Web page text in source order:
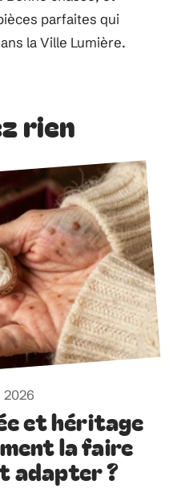
parfaites qui
la Ville Lumière.
rien
2026
et héritage
la faire
adapter ?